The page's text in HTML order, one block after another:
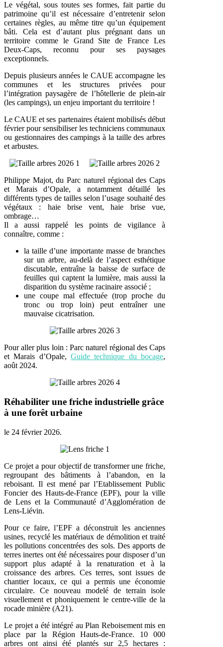
Le végétal, sous toutes ses formes, fait partie du
patrimoine qu’il est nécessaire d’entretenir selon
certaines règles, au même titre qu’un équipement
bâti. Cela est d’autant plus prégnant dans un
territoire comme le Grand Site de France Les
Deux-Caps, reconnu pour ses paysages
exceptionnels.
Depuis plusieurs années le CAUE accompagne les
communes et les structures privées pour
l’intégration paysagère de l’hôtellerie de plein-air
(les campings), un enjeu important du territoire !
Le CAUE et ses partenaires étaient mobilisés début
février pour sensibiliser les techniciens communaux
ou gestionnaires des campings à la taille des arbres
et arbustes.
Philippe Majot, du Parc naturel régional des Caps
et Marais d’Opale, a notamment détaillé les
différents types de tailles selon l’usage souhaité des
végétaux : haie brise vent, haie brise vue,
ombrage…
Il a aussi rappelé les points de vigilance à
connaître, comme :
la taille d’une importante masse de branches
sur un arbre, au-delà de l’aspect esthétique
discutable, entraîne la baisse de surface de
feuilles qui captent la lumière, mais aussi la
disparition du système racinaire associé ;
une coupe mal effectuée (trop proche du
tronc ou trop loin) peut entraîner une
mauvaise cicatrisation.
Pour aller plus loin : Parc naturel régional des Caps
et Marais d’Opale, Guide technique du bocage,
août 2024.
Réhabiliter une friche industrielle grâce
à une forêt urbaine
le 24 février 2026.
Ce projet a pour objectif de transformer une friche,
regroupant des bâtiments à l’abandon, en la
reboisant. Il est mené par l’Etablissement Public
Foncier des Hauts-de-France (EPF), pour la ville
de Lens et la Communauté d’Agglomération de
Lens-Liévin.
Pour ce faire, l’EPF a déconstruit les anciennes
usines, recyclé les matériaux de démolition et traité
les pollutions concentrées des sols. Des apports de
terres inertes ont été nécessaires pour disposer d’un
support plus adapté à la renaturation et à la
croissance des arbres. Ces terres, sont issues de
chantier locaux, ce qui a permis une économie
circulaire. Ce nouveau modelé de terrain isole
visuellement et phoniquement le centre-ville de la
rocade minière (A21).
Le projet a été intégré au Plan Reboisement mis en
place par la Région Hauts-de-France. 10 000
arbres ont ainsi été plantés sur 2,5 hectares :